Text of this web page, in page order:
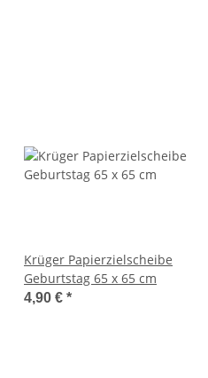
Krüger Papierzielscheibe
Geburtstag 65 x 65 cm
4,90 € *